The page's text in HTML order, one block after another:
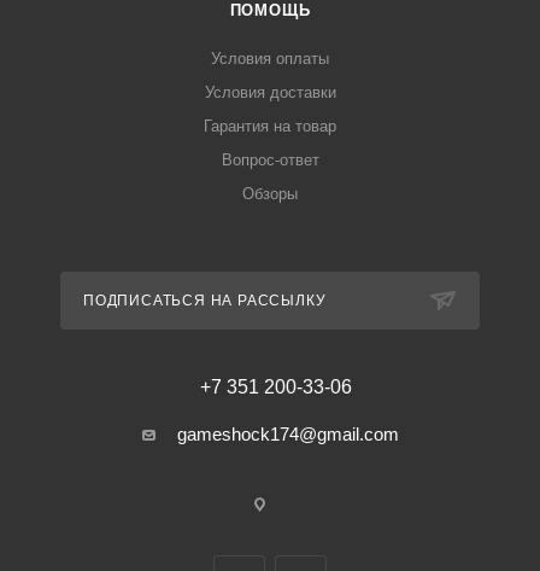
ПОМОЩЬ
Условия оплаты
Условия доставки
Гарантия на товар
Вопрос-ответ
Обзоры
ПОДПИСАТЬСЯ НА РАССЫЛКУ
+7 351 200-33-06
gameshock174@gmail.com